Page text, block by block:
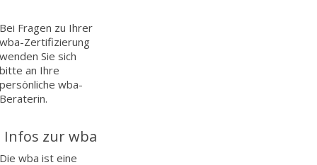
Bei Fragen zu Ihrer
wba-Zertifizierung
wenden Sie sich
bitte an Ihre
persönliche wba-
Beraterin.
Infos zur wba
Die wba ist eine